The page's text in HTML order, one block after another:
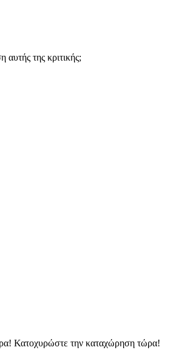
της κριτικής;
Κατοχυρώστε την καταχώρηση τώρα!